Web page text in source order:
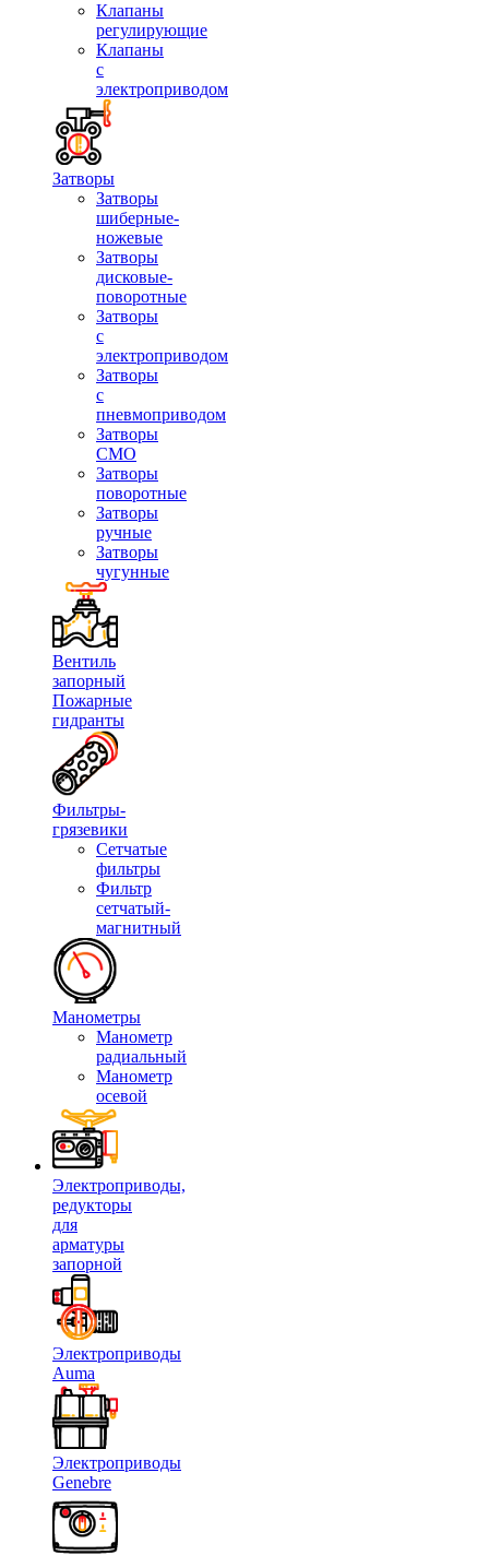
Клапаны
регулирующие
Клапаны
с
электроприводом
Затворы
Затворы
шиберные-
ножевые
Затворы
дисковые-
поворотные
Затворы
с
электроприводом
Затворы
с
пневмоприводом
Затворы
СМО
Затворы
поворотные
Затворы
ручные
Затворы
чугунные
Вентиль
запорный
Пожарные
гидранты
Фильтры-
грязевики
Сетчатые
фильтры
Фильтр
сетчатый-
магнитный
Манометры
Манометр
радиальный
Манометр
осевой
Электроприводы,
редукторы
для
арматуры
запорной
Электроприводы
Auma
Электроприводы
Genebre